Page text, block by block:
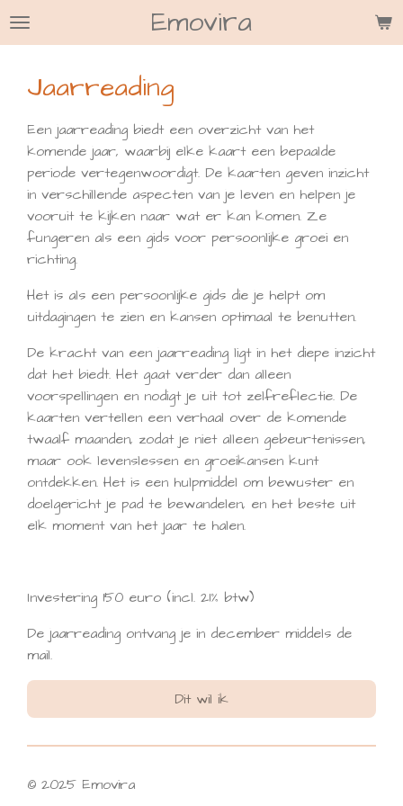
Ga
Emovira
Jaarreading
Een jaarreading biedt een overzicht van het
komende jaar, waarbij elke kaart een bepaalde
periode vertegenwoordigt. De kaarten geven inzicht
in verschillende aspecten van je leven en helpen je
vooruit te kijken naar wat er kan komen. Ze
fungeren als een gids voor persoonlijke groei en
richting.
Het is als een persoonlijke gids die je helpt om
uitdagingen te zien en kansen optimaal te benutten.
De kracht van een jaarreading ligt in het diepe inzicht
dat het biedt. Het gaat verder dan alleen
voorspellingen en nodigt je uit tot zelfreflectie. De
kaarten vertellen een verhaal over de komende
twaalf maanden, zodat je niet alleen gebeurtenissen,
maar ook levenslessen en groeikansen kunt
ontdekken. Het is een hulpmiddel om bewuster en
doelgericht je pad te bewandelen, en het beste uit
elk moment van het jaar te halen.
Investering 150 euro (incl. 21% btw)
De jaarreading ontvang je in december middels de
mail.
Dit wil ik
© 2025 Emovira